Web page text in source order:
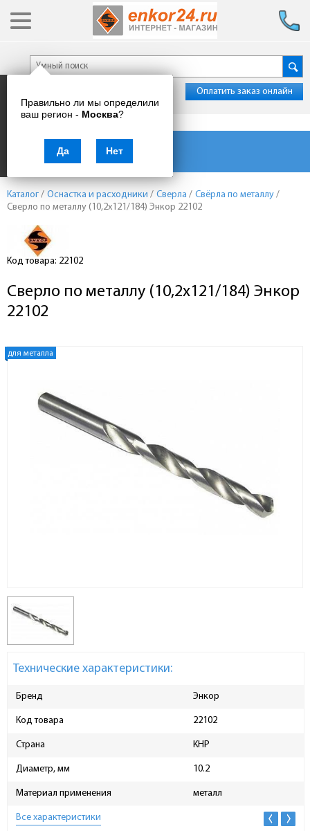
Правильно ли мы определили
ваш регион - Москва?
Да Нет
Оплатить заказ онлайн
Каталог товаров
Каталог / Оснастка и расходники / Сверла / Свёрла по металлу /
Сверло по металлу (10,2x121/184) Энкор 22102
Код товара: 22102
Сверло по металлу (10,2x121/184) Энкор
22102
для металла
Технические характеристики:
Бренд Энкор
Код товара 22102
Страна КНР
Диаметр, мм 10.2
Материал применения металл
Все характеристики